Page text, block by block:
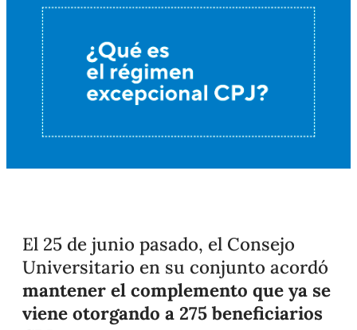
El 25 de junio pasado, el Consejo
Universitario en su conjunto acordó
mantener el complemento que ya se
viene otorgando a 275 beneficiarios